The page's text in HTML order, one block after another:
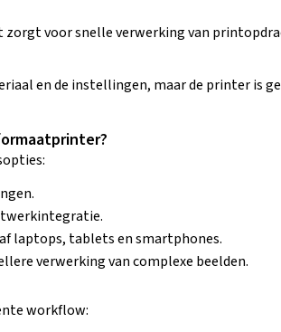
voor snelle verwerking van
en de instellingen, maar de printer is
laptops, tablets en smartphones.
verwerking van complexe beelden.
workflow: